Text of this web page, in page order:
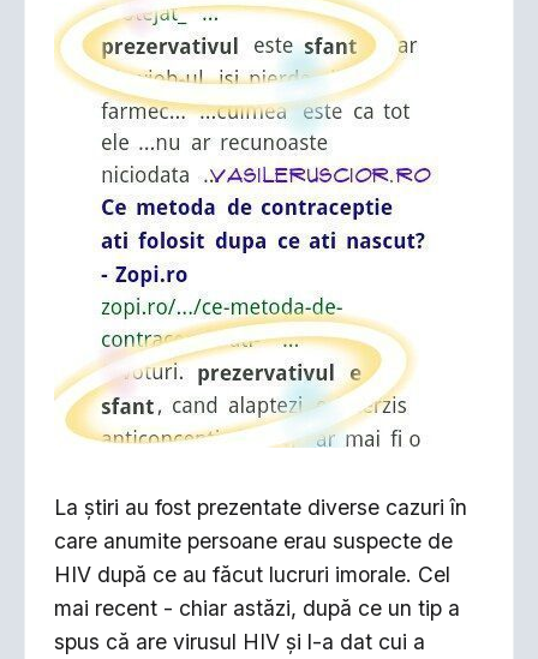
La ştiri au fost prezentate diverse cazuri în
care anumite persoane erau suspecte de
HIV după ce au făcut lucruri imorale. Cel
mai recent - chiar astăzi, după ce un tip a
spus că are virusul HIV şi l-a dat cui a